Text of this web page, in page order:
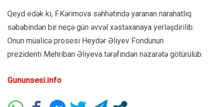
Qeyd edək ki, F.Kərimova səhhətində yaranan narahatlıq
səbəbindən bir neçə gün əvvəl xəstəxanaya yerləşdirilib.
Onun müalicə prosesi Heydər Əliyev Fondunun
prezidenti Mehriban Əliyeva tərəfindən nəzarətə götürülüb.
Gununsesi.info